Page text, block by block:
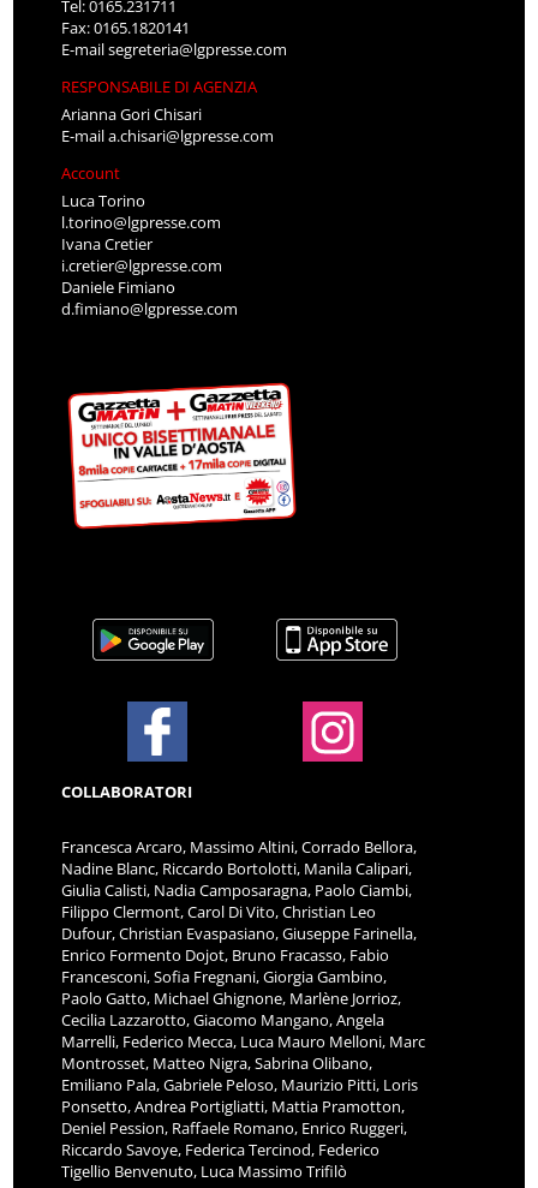
Tel: 0165.231711
Fax: 0165.1820141
E-mailsegreteria@lgpresse.com
RESPONSABILE DI AGENZIA
Arianna Gori Chisari
E-maila.chisari@lgpresse.com
Account
Luca Torino
l.torino@lgpresse.com
Ivana Cretier
i.cretier@lgpresse.com
Daniele Fimiano
d.fimiano@lgpresse.com
COLLABORATORI
Francesca Arcaro, Massimo Altini, Corrado Bellora,
Nadine Blanc, Riccardo Bortolotti, Manila Calipari,
Giulia Calisti, Nadia Camposaragna, Paolo Ciambi,
Filippo Clermont, Carol Di Vito, Christian Leo
Dufour, Christian Evaspasiano, Giuseppe Farinella,
Enrico Formento Dojot, Bruno Fracasso, Fabio
Francesconi, Sofia Fregnani, Giorgia Gambino,
Paolo Gatto, Michael Ghignone, Marlène Jorrioz,
Cecilia Lazzarotto, Giacomo Mangano, Angela
Marrelli, Federico Mecca, Luca Mauro Melloni, Marc
Montrosset, Matteo Nigra, Sabrina Olibano,
Emiliano Pala, Gabriele Peloso, Maurizio Pitti, Loris
Ponsetto, Andrea Portigliatti, Mattia Pramotton,
Deniel Pession, Raffaele Romano, Enrico Ruggeri,
Riccardo Savoye, Federica Tercinod, Federico
Tigellio Benvenuto, Luca Massimo Trifilò